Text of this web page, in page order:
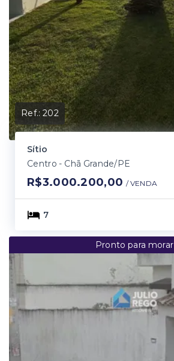
Ref.:202
Sítio
Centro - Chã Grande/PE
R$3.000.200,00 / VENDA
7
Pronto para morar